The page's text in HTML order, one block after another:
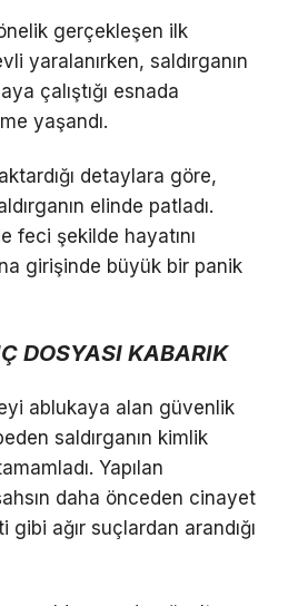
gerçekleşen ilk
yaralanırken, saldırganın
çalıştığı esnada
yaşandı.
detaylara göre,
elinde patladı.
feci şekilde hayatını
girişinde büyük bir panik
DOSYASI KABARIK
ablukaya alan güvenlik
saldırganın kimlik
Yapılan
daha önceden cinayet
ağır suçlardan arandığı